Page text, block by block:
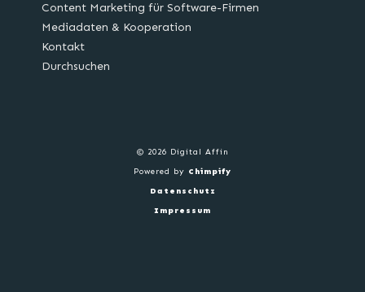
Content Marketing für Software-Firmen
Mediadaten & Kooperation
Kontakt
Durchsuchen
© 2026 Digital Affin
Powered by Chimpify
Datenschutz
Impressum